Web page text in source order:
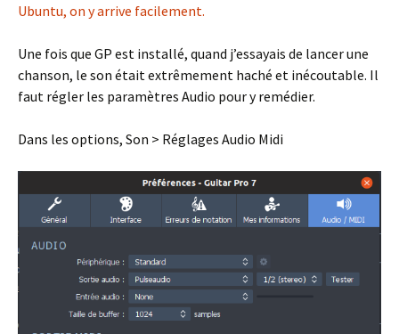
Ubuntu, on y arrive facilement.
Une fois que GP est installé, quand j’essayais de lancer une
chanson, le son était extrêmement haché et inécoutable. Il
faut régler les paramètres Audio pour y remédier.
Dans les options, Son > Réglages Audio Midi